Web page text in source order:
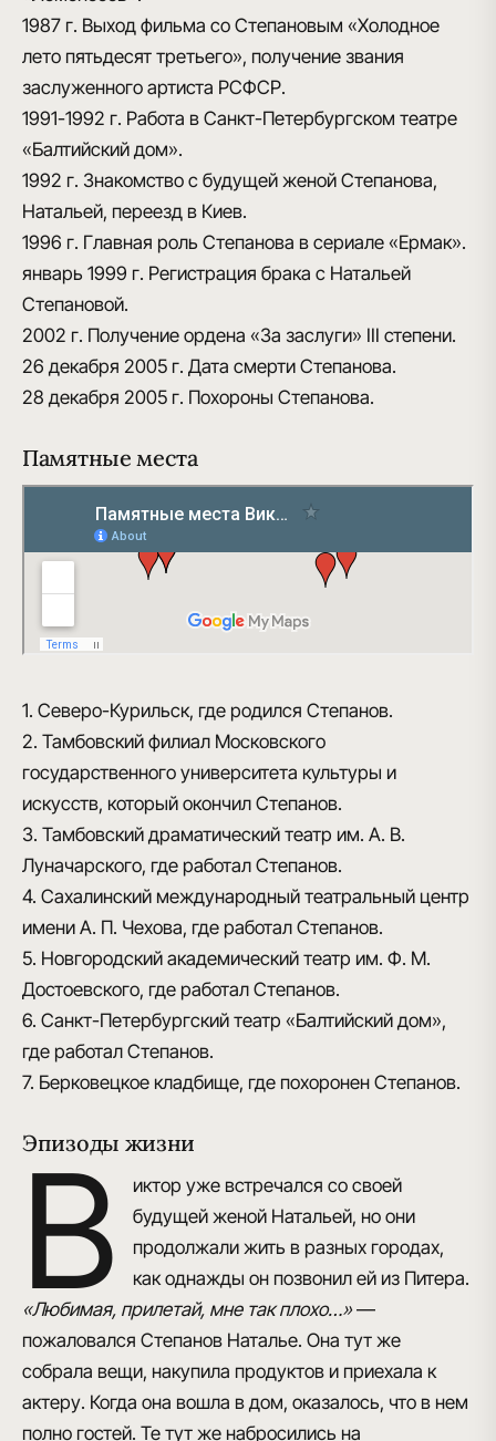
1987 г. Выход фильма со Степановым «Холодное
лето пятьдесят третьего», получение звания
заслуженного артиста РСФСР.
1991-1992 г. Работа в Санкт-Петербургском театре
«Балтийский дом».
1992 г. Знакомство с будущей женой Степанова,
Натальей, переезд в Киев.
1996 г. Главная роль Степанова в сериале «Ермак».
январь 1999 г. Регистрация брака с Натальей
Степановой.
2002 г. Получение ордена «За заслуги» III степени.
26 декабря 2005 г. Дата смерти Степанова.
28 декабря 2005 г. Похороны Степанова.
Памятные места
1. Северо-Курильск, где родился Степанов.
2. Тамбовский филиал Московского
государственного университета культуры и
искусств, который окончил Степанов.
3. Тамбовский драматический театр им. А. В.
Луначарского, где работал Степанов.
4. Сахалинский международный театральный центр
имени А. П. Чехова, где работал Степанов.
5. Новгородский академический театр им. Ф. М.
Достоевского, где работал Степанов.
6. Санкт-Петербургский театр «Балтийский дом»,
где работал Степанов.
7. Берковецкое кладбище, где похоронен Степанов.
Эпизоды жизни
В
иктор уже встречался со своей
будущей женой Натальей, но они
продолжали жить в разных городах,
как однажды он позвонил ей из Питера.
«Любимая, прилетай, мне так плохо…»—
пожаловался Степанов Наталье. Она тут же
собрала вещи, накупила продуктов и приехала к
актеру. Когда она вошла в дом, оказалось, что в нем
полно гостей. Те тут же набросились на